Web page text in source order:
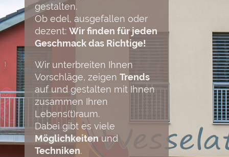
gestalten.
Ob edel, ausgefallen oder
dezent: Wir finden für jeden
Geschmack das Richtige!
Wir unterbreiten Ihnen
Vorschläge, zeigen Trends
auf und gestalten mit Ihnen
zusammen Ihren
Lebens(t)raum.
Dabei gibt es viele
Möglichkeiten und
Techniken.